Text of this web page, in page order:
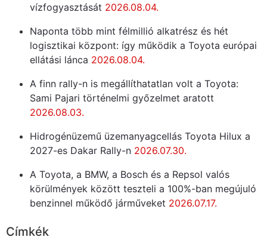
vízfogyasztását 2026.08.04.
Naponta több mint félmillió alkatrész és hét
logisztikai központ: így működik a Toyota európai
ellátási lánca 2026.08.04.
A finn rally-n is megállíthatatlan volt a Toyota:
Sami Pajari történelmi győzelmet aratott
2026.08.03.
Hidrogénüzemű üzemanyagcellás Toyota Hilux a
2027-es Dakar Rally-n 2026.07.30.
A Toyota, a BMW, a Bosch és a Repsol valós
körülmények között teszteli a 100%-ban megújuló
benzinnel működő járműveket 2026.07.17.
Címkék